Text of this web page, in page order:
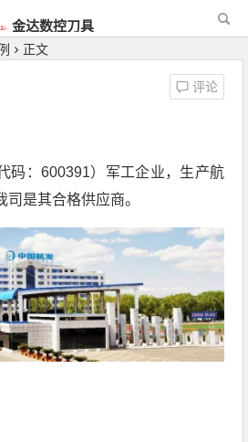
金达数控刀具
正文
评论
码：600391）军工企业，生产航
是其合格供应商。